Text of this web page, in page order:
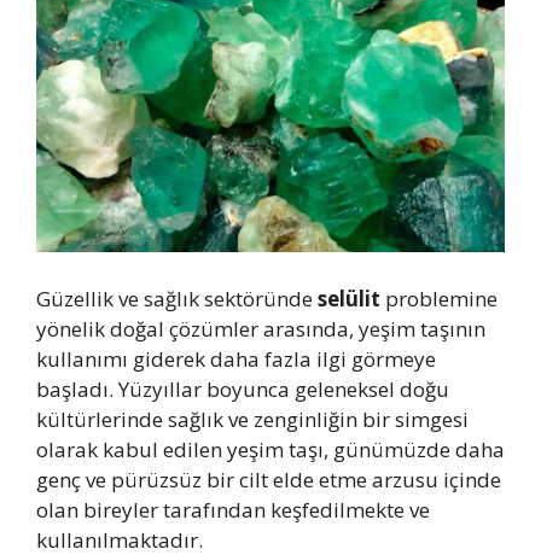
Güzellik ve sağlık sektöründeselülit problemine
yönelik doğal çözümler arasında, yeşim taşının
kullanımı giderek daha fazla ilgi görmeye
başladı. Yüzyıllar boyunca geleneksel doğu
kültürlerinde sağlık ve zenginliğin bir simgesi
olarak kabul edilen yeşim taşı, günümüzde daha
genç ve pürüzsüz bir cilt elde etme arzusu içinde
olan bireyler tarafından keşfedilmekte ve
kullanılmaktadır.